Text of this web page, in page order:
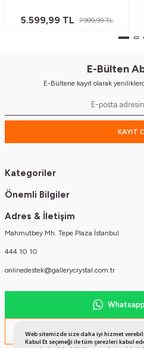
Web sitemizde size daha iyi hizmet
Kabul Et seçeneği ile tüm çerezleri kabul
5.599,99TL 7.999,99TL
E-Bülten
E-Bültene kayıt olarak
KAYIT
Kategoriler
Önemli Bilgiler
Adres & İletişim
Mahmutbey Mh. Tepe Plaza İstanbul
444 10 10
onlinedestek@gallerycrystal.com.tr
Müşteri